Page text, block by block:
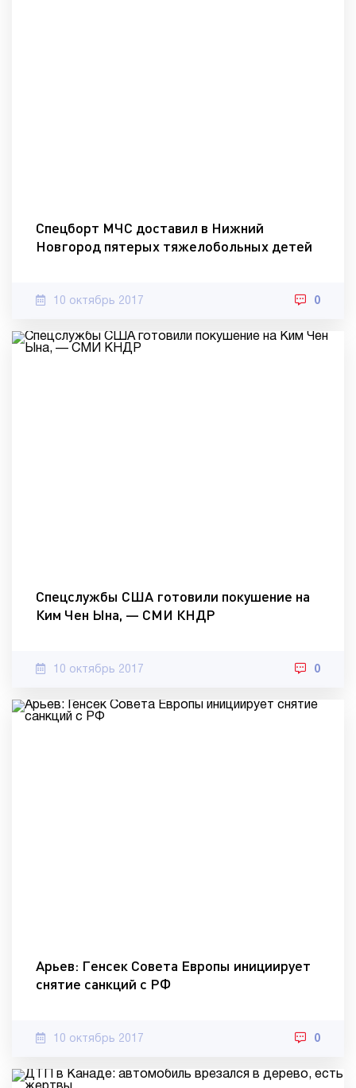
Спецборт МЧС доставил в Нижний
Новгород пятерых тяжелобольных детей
10 октябрь 2017 0
Спецслужбы США готовили покушение на
Ким Чен Ына, — СМИ КНДР
10 октябрь 2017 0
Арьев: Генсек Совета Европы инициирует
снятие санкций с РФ
10 октябрь 2017 0